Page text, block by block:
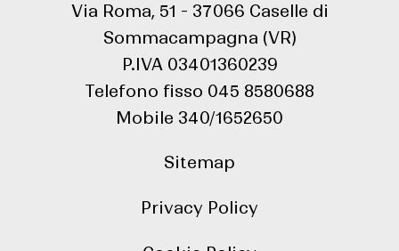
Via Roma, 51 - 37066 Caselle di
Sommacampagna (VR)
P.IVA 03401360239
Telefono fisso 045 8580688
Mobile 340/1652650
Sitemap
Privacy Policy